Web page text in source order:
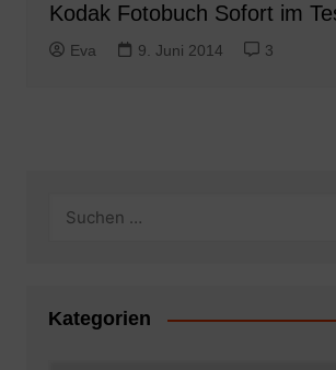
Kodak Fotobuch Sofort im
Eva 9. Juni 2014 3
Kategorien